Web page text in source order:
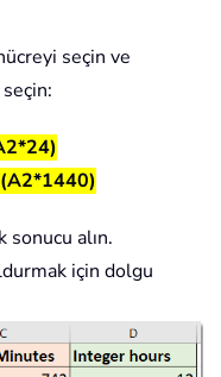
seçin ve
alın.
için dolgu